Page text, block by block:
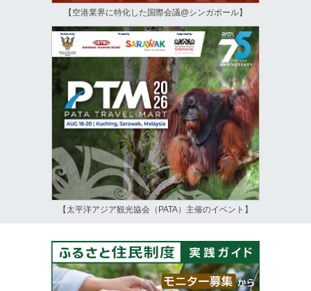
【空港業界に特化した国際会議@シンガポール】
【太平洋アジア観光協会（PATA）主催のイベント】